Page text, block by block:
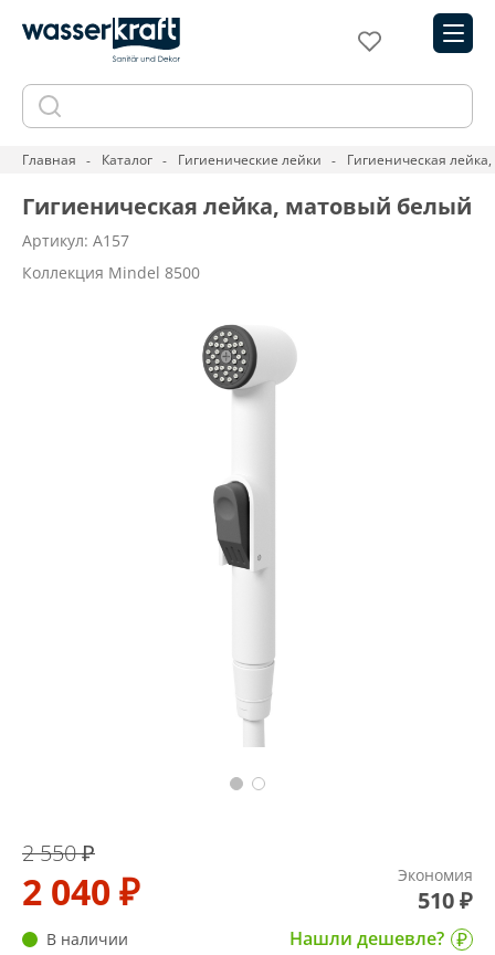
Главная Каталог Гигиенические лейки Гигиеническая
Гигиеническая лейка, матовый белый
Артикул: A157
Коллекция Mindel 8500
2 550 ₽
2 040 ₽ Экономия
510 ₽
В наличии
Нашли дешевле?